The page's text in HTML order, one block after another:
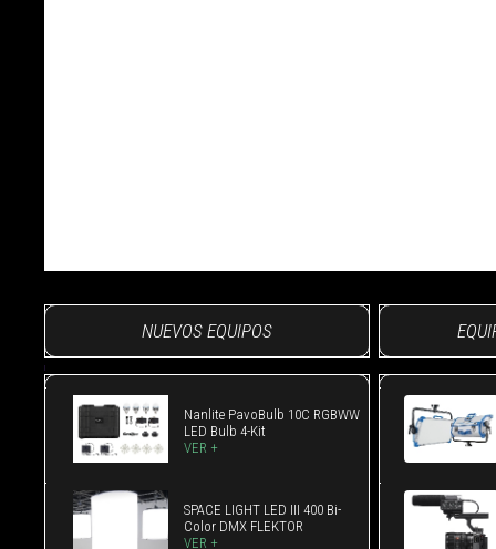
NUEVOS EQUIPOS
Nanlite PavoBulb 10C RGBWW
LED Bulb 4-Kit
VER +
SPACE LIGHT LED III 400 Bi-
Color DMX FLEKTOR
VER +